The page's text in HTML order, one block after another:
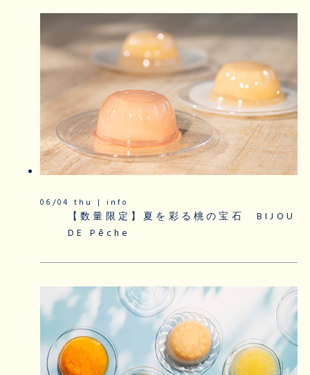
06/04 thu | info
【数量限定】夏を彩る桃の宝石 BIJOU
DE Pêche